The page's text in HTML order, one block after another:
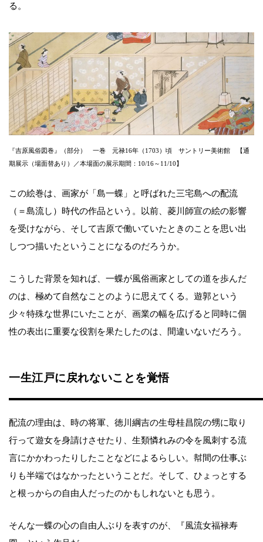
る。
『吉原風俗図巻』（部分） 一巻 元禄16年（1703）頃 サントリー美術館 【通
期展示（場面替あり）／本場面の展示期間：10/16～11/10】
この絵巻は、画家が「島一蝶」と呼ばれた三宅島への配流
（＝島流し）時代の作品という。以前、菱川師宣の絵の影響
を受けながら、そして吉原で働いていたときのことを思い出
しつつ描いたということになるのだろうか。
こうした背景を知れば、一蝶が風俗画家としての道を歩んだ
のは、極めて自然なことのように思えてくる。遊郭という
少々特殊な世界にいたことが、画業の幅を広げると同時に個
性の表出に重要な役割を果たしたのは、間違いないだろう。
一生江戸に戻れないことを覚悟
配流の理由は、時の将軍、徳川綱吉の生母桂昌院の甥に取り
行って遊女を身請けさせたり、生類憐れみの令を風刺する流
言にかかわったりしたことなどによるらしい。幇間の仕事ぶ
りも半端ではなかったということだ。そして、ひょっとする
と根っからの自由人だったのかもしれないとも思う。
そんな一蝶の心の自由人ぶりを表すのが、『風流女福禄寿